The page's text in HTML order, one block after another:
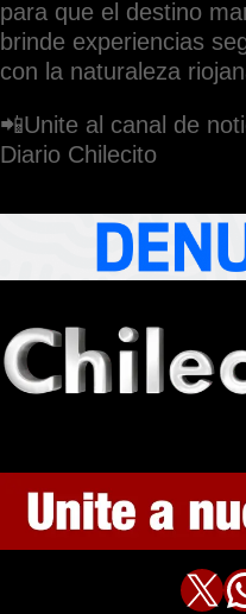
para que el destino
brinde experiencias
con la naturaleza
📲Unite al canal de
Diario Chilecito
X WhatsApp